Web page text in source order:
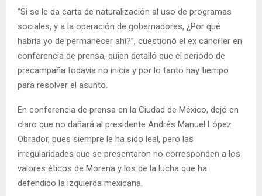
“Si se le da carta de naturalización al uso de programas
sociales, y a la operación de gobernadores, ¿Por qué
habría yo de permanecer ahí?”, cuestionó el ex canciller en
conferencia de prensa, quien detalló que el periodo de
precampaña todavía no inicia y por lo tanto hay tiempo
para resolver el asunto.
En conferencia de prensa en la Ciudad de México, dejó en
claro que no dañará al presidente Andrés Manuel López
Obrador, pues siempre le ha sido leal, pero las
irregularidades que se presentaron no corresponden a los
valores éticos de Morena y los de la lucha que ha
defendido la izquierda mexicana.